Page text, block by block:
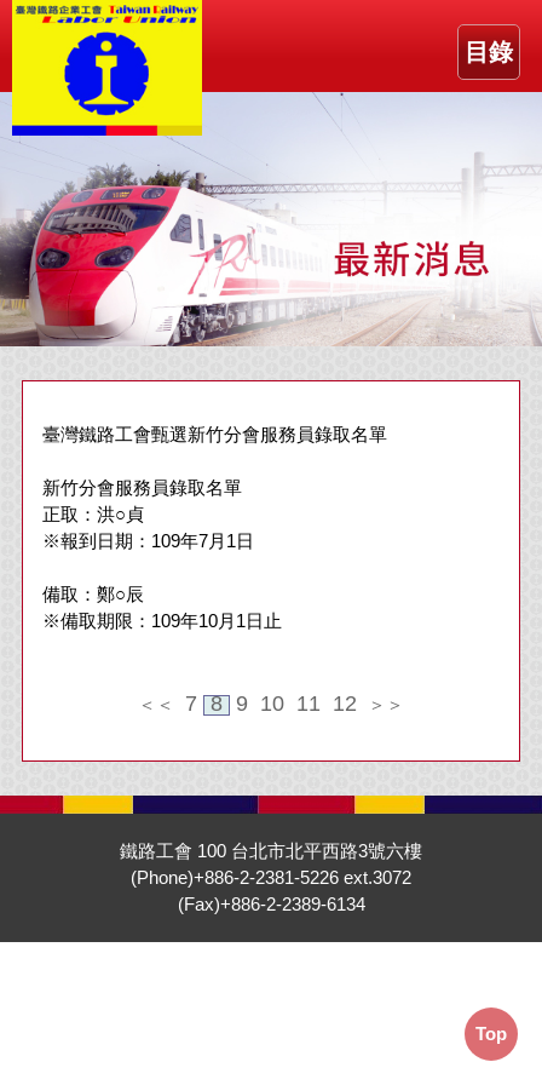
目錄
臺灣鐵路工會 甄選新竹分會服務員 錄取名單
新竹分會服務員 錄取名單
正取：洪○貞
※報到日期：109年7月1日
備取：鄭○辰
※備取期限：109年10月1日止
＜＜ 7 89 10 11 12 ＞＞
鐵路工會 100 台北市北平西路3號六樓
(Phone)+886-2-2381-5226 ext.3072
(Fax)+886-2-2389-6134
Top